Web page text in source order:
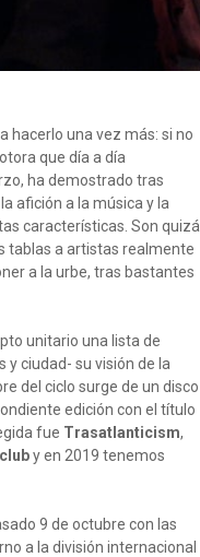
hacerlo una vez más: si no
que día a día
ha demostrado tras
afición a la música y la
características. Son quizá
tablas a artistas realmente
a la urbe, tras bastantes
unitario una lista de
ciudad- su visión de la
del ciclo surge de un disco
edición con el título
fue Trasatlanticism,
y en 2019 tenemos
9 de octubre con las
a la división internacional